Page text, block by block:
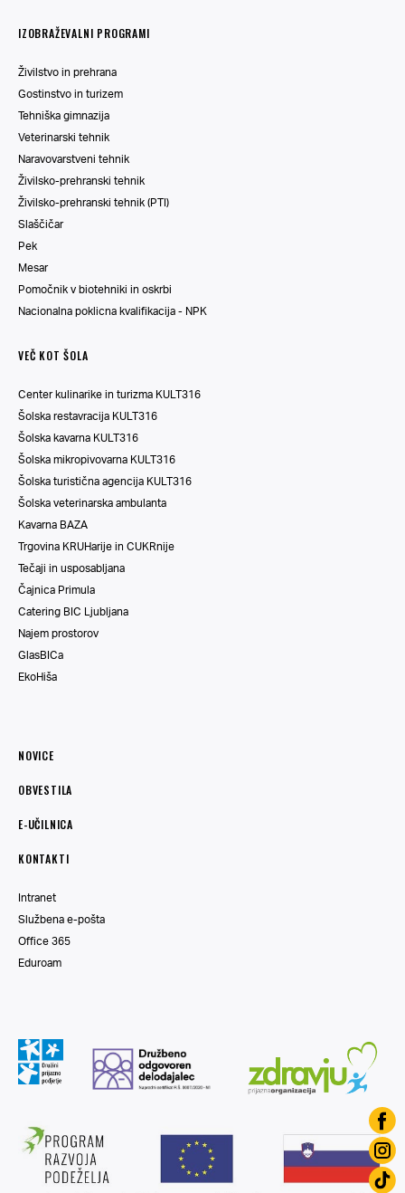
IZOBRAŽEVALNI PROGRAMI
Živilstvo in prehrana
Gostinstvo in turizem
Tehniška gimnazija
Veterinarski tehnik
Naravovarstveni tehnik
Živilsko-prehranski tehnik
Živilsko-prehranski tehnik (PTI)
Slaščičar
Pek
Mesar
Pomočnik v biotehniki in oskrbi
Nacionalna poklicna kvalifikacija - NPK
VEČ KOT ŠOLA
Center kulinarike in turizma KULT316
Šolska restavracija KULT316
Šolska kavarna KULT316
Šolska mikropivovarna KULT316
Šolska turistična agencija KULT316
Šolska veterinarska ambulanta
Kavarna BAZA
Trgovina KRUHarije in CUKRnije
Tečaji in usposabljana
Čajnica Primula
Catering BIC Ljubljana
Najem prostorov
GlasBICa
EkoHiša
NOVICE
OBVESTILA
E-UČILNICA
KONTAKTI
Intranet
Službena e-pošta
Office 365
Eduroam